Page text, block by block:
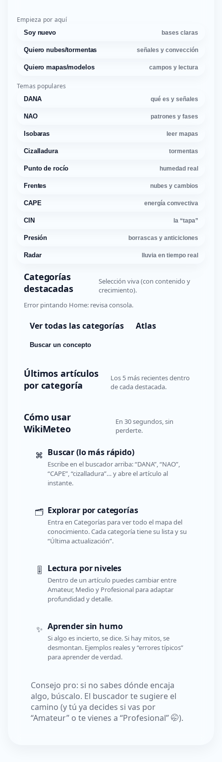
Empieza por aquí
Soy nuevo bases claras
Quiero nubes/tormentas señales y convección
Quiero mapas/modelos campos y lectura
Temas populares
DANA qué es y señales
NAO patrones y fases
Isobaras leer mapas
Cizalladura tormentas
Punto de rocío humedad real
Frentes nubes y cambios
CAPE energía convectiva
CIN la “tapa”
Presión borrascas y anticiclones
Radar lluvia en tiempo real
Categorías
destacadas
Selección viva (con contenido y
crecimiento).
Error pintando Home: revisa consola.
Ver todas las categorías Atlas
Buscar un concepto
Últimos artículos
por categoría
Los 5 más recientes dentro
de cada destacada.
Cómo usar
WikiMeteo
En 30 segundos, sin
perderte.
⌘ Buscar (lo más rápido)
Escribe en el buscador arriba: “DANA”, “NAO”,
“CAPE”, “cizalladura”… y abre el artículo al
instante.
🗂️ Explorar por categorías
Entra en Categorías para ver todo el mapa del
conocimiento. Cada categoría tiene su lista y su
“Última actualización”.
🎚️ Lectura por niveles
Dentro de un artículo puedes cambiar entre
Amateur, Medio y Profesional para adaptar
profundidad y detalle.
✨ Aprender sin humo
Si algo es incierto, se dice. Si hay mitos, se
desmontan. Ejemplos reales y “errores típicos”
para aprender de verdad.
Consejo pro: si no sabes dónde encaja
algo, búscalo. El buscador te sugiere el
camino (y tú ya decides si vas por
“Amateur” o te vienes a “Profesional” 🤭).